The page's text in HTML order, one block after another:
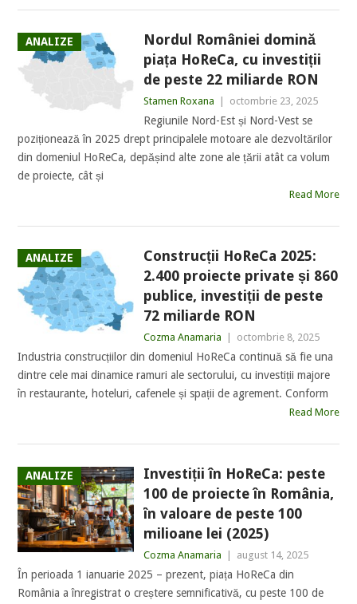
ANALIZE
Nordul României domină
piața HoReCa, cu investiții
de peste 22 miliarde RON
Stamen Roxana octombrie 23, 2025
Regiunile Nord-Est și Nord-Vest se
poziționează în 2025 drept principalele motoare ale dezvoltărilor
din domeniul HoReCa, depășind alte zone ale țării atât ca volum
de proiecte, cât și
Read More
ANALIZE
Construcții HoReCa 2025:
2.400 proiecte private și 860
publice, investiții de peste
72 miliarde RON
Cozma Anamaria octombrie 8, 2025
Industria construcțiilor din domeniul HoReCa continuă să fie una
dintre cele mai dinamice ramuri ale sectorului, cu investiții majore
în restaurante, hoteluri, cafenele și spații de agrement. Conform
Read More
ANALIZE
Investiții în HoReCa: peste
100 de proiecte în România,
în valoare de peste 100
milioane lei (2025)
Cozma Anamaria august 14, 2025
În perioada 1 ianuarie 2025 – prezent, piața HoReCa din
România a înregistrat o creștere semnificativă, cu peste 100 de